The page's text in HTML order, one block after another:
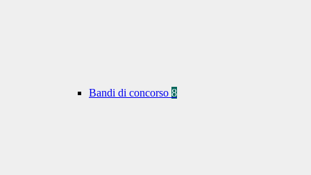
Bandi di concorso 8